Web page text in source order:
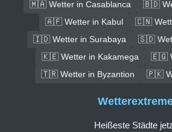
🇲🇦 Wetter in Casablanca
🇧🇩
🇦🇫 Wetter in Kabul
🇨🇳
🇮🇩 Wetter in Surabaya
🇸🇩
🇰🇪 Wetter in Kakamega
🇪🇬
🇹🇷 Wetter in Byzantion
🇵🇰
Heißeste Städte